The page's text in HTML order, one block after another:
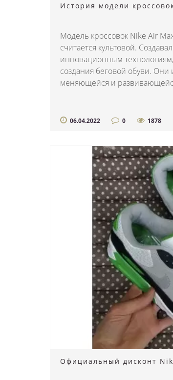
История модели
Модель кроссовок Nike Air
считается культовой.
инновационным
создания беговой обуви.
меняющейся и
06.04.2022 0 1878
Официальный дисконт